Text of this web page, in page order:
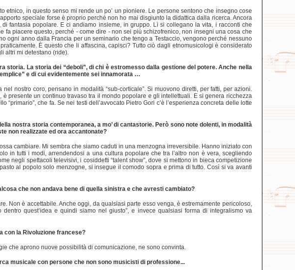
etnico, in questo senso mi rende un po’ un pioniere. Le persone sentono che insegno cose
speciale forse è proprio perché non ho mai disgiunto la didattica dalla ricerca. Ancora
fantasia popolare. E ci andiamo insieme, in gruppo. Lì si collegano la vita, i racconti che
piacere questo, perché - come dire - non sei più schizofrenico, non insegni una cosa che
ogni anno dalla Francia per un seminario che tengo a Testaccio, vengono perché nessuno
È questo che li affascina, capisci? Tutto ciò dagli etnomusicologi è considerato
altri mi detestano (ride).
storia. La storia dei “deboli”, di chi è estromesso dalla gestione del potere. Anche nella
e di cui evidentemente sei innamorata …
nostro coro, pensano in modalità “sub-corticale”. Si muovono diretti, per fatti, per azioni.
presente un continuo travaso tra il mondo popolare e gli intellettuali. E si genera ricchezza
che fa. Se nei testi dell’avvocato Pietro Gori c’è l’esperienza concreta delle lotte
nostra storia contemporanea, a mo’ di cantastorie. Però sono note dolenti, in modalità
non realizzate ed ora accantonate?
cambiare. Mi sembra che siamo caduti in una menzogna irreversibile. Hanno iniziato con
in tutti i modi, arrendendosi a una cultura popolare che tra l’altro non è vera, scegliendo
negli spettacoli televisivi, i cosiddetti “talent show”, dove si mettono in bieca competizione
al popolo solo menzogne, si insegue il comodo sopra e prima di tutto. Così si va avanti
che non andava bene di quella sinistra e che avresti cambiato?
Non è accettabile. Anche oggi, da qualsiasi parte esso venga, è estremamente pericoloso,
quest’idea e quindi siamo nel giusto”, e invece qualsiasi forma di integralismo va
con la Rivoluzione francese?
che aprono nuove possibilità di comunicazione, ne sono convinta.
musicale con persone che non sono musicisti di professione...